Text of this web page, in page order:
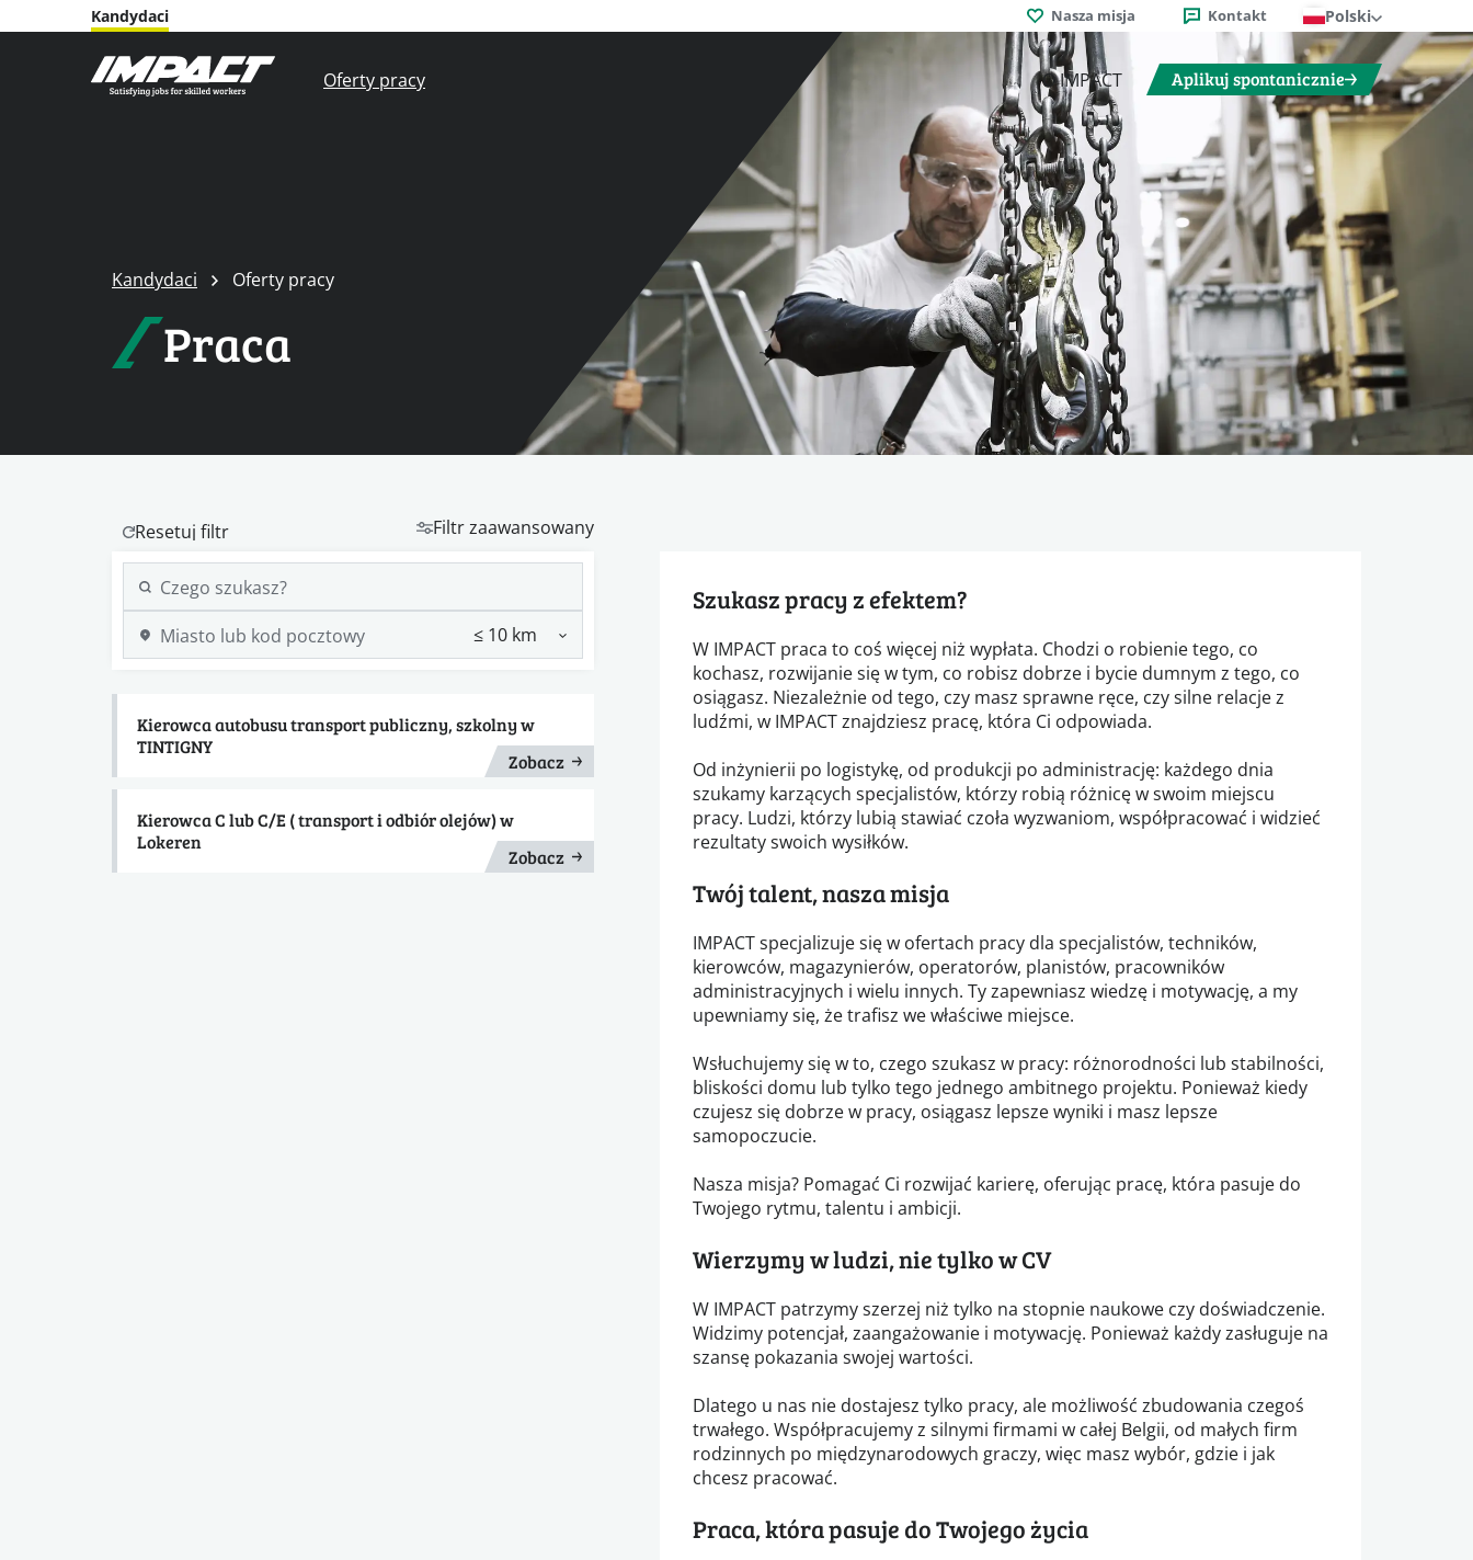
Kandydaci Nasza misja Kontakt Polski
Oferty pracy O IMPACT Aplikuj spontanicznie
Kandydaci Oferty pracy
Praca
Filtr zaawansowany
Kierowca autobusu transport publiczny, szkolny w
TINTIGNY
Zobacz
Kierowca C lub C/E ( transport i odbiór olejów) w
Lokeren
Zobacz
Szukasz pracy z efektem?
W IMPACT praca to coś więcej niż wypłata. Chodzi o robienie tego, co
kochasz, rozwijanie się w tym, co robisz dobrze i bycie dumnym z tego, co
osiągasz. Niezależnie od tego, czy masz sprawne ręce, czy silne relacje z
ludźmi, w IMPACT znajdziesz pracę, która Ci odpowiada.
Od inżynierii po logistykę, od produkcji po administrację: każdego dnia
szukamy karzących specjalistów, którzy robią różnicę w swoim miejscu
pracy. Ludzi, którzy lubią stawiać czoła wyzwaniom, współpracować i widzieć
rezultaty swoich wysiłków.
Twój talent, nasza misja
IMPACT specjalizuje się w ofertach pracy dla specjalistów, techników,
kierowców, magazynierów, operatorów, planistów, pracowników
administracyjnych i wielu innych. Ty zapewniasz wiedzę i motywację, a my
upewniamy się, że trafisz we właściwe miejsce.
Wsłuchujemy się w to, czego szukasz w pracy: różnorodności lub stabilności,
bliskości domu lub tylko tego jednego ambitnego projektu. Ponieważ kiedy
czujesz się dobrze w pracy, osiągasz lepsze wyniki i masz lepsze
samopoczucie.
Nasza misja? Pomagać Ci rozwijać karierę, oferując pracę, która pasuje do
Twojego rytmu, talentu i ambicji.
Wierzymy w ludzi, nie tylko w CV
W IMPACT patrzymy szerzej niż tylko na stopnie naukowe czy doświadczenie.
Widzimy potencjał, zaangażowanie i motywację. Ponieważ każdy zasługuje na
szansę pokazania swojej wartości.
Dlatego u nas nie dostajesz tylko pracy, ale możliwość zbudowania czegoś
trwałego. Współpracujemy z silnymi firmami w całej Belgii, od małych firm
rodzinnych po międzynarodowych graczy, więc masz wybór, gdzie i jak
chcesz pracować.
Praca, która pasuje do Twojego życia